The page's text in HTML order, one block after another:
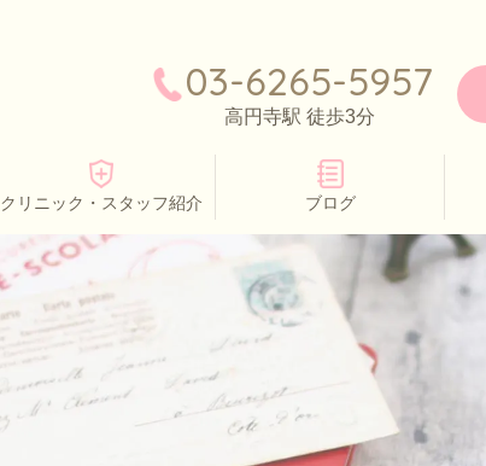
03-6265-5957
高円寺駅 徒歩3分
クリニック・スタッフ紹介 ブログ